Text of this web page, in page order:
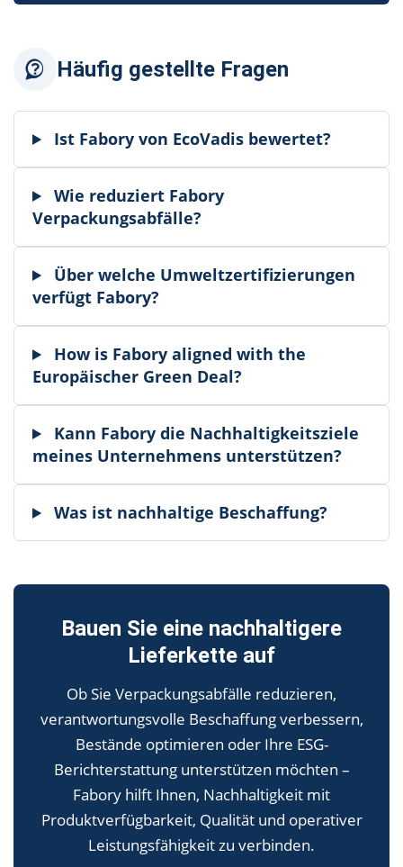
Häufig gestellte Fragen
Ist Fabory von EcoVadis bewertet?
Wie reduziert Fabory
Verpackungsabfälle?
Über welche Umweltzertifizierungen
verfügt Fabory?
How is Fabory aligned with the
Europäischer Green Deal?
Kann Fabory die Nachhaltigkeitsziele
meines Unternehmens unterstützen?
Was ist nachhaltige Beschaffung?
Bauen Sie eine nachhaltigere
Lieferkette auf
Ob Sie Verpackungsabfälle reduzieren,
verantwortungsvolle Beschaffung verbessern,
Bestände optimieren oder Ihre ESG-
Berichterstattung unterstützen möchten –
Fabory hilft Ihnen, Nachhaltigkeit mit
Produktverfügbarkeit, Qualität und operativer
Leistungsfähigkeit zu verbinden.